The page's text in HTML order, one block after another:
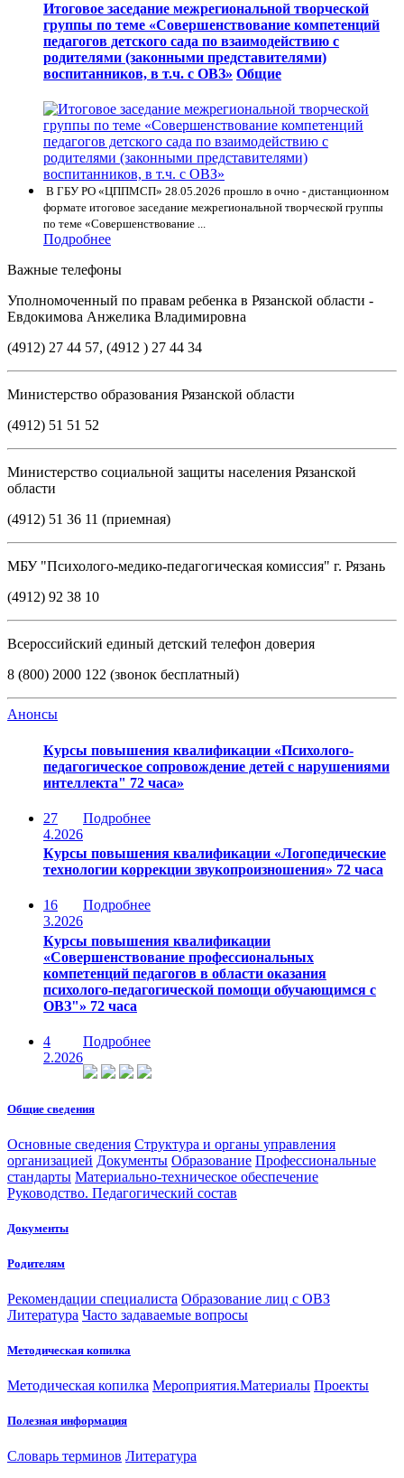
Итоговое заседание межрегиональной творческой
группы по теме «Совершенствование компетенций
педагогов детского сада по взаимодействию с
родителями (законными представителями)
воспитанников, в т.ч. с ОВЗ» Общие
В ГБУ РО «ЦППМСП» 28.05.2026 прошло в очно - дистанционном
формате итоговое заседание межрегиональной творческой группы
по теме «Совершенствование ...
Подробнее
Важные телефоны
Уполномоченный по правам ребенка в Рязанской области -
Евдокимова Анжелика Владимировна
(4912) 27 44 57, (4912 ) 27 44 34
Министерство образования Рязанской области
(4912) 51 51 52
Министерство социальной защиты населения Рязанской
области
(4912) 51 36 11 (приемная)
МБУ "Психолого-медико-педагогическая комиссия" г. Рязань
(4912) 92 38 10
Всероссийский единый детский телефон доверия
8 (800) 2000 122 (звонок бесплатный)
Анонсы
Курсы повышения квалификации «Психолого-
педагогическое сопровождение детей с нарушениями
интеллекта" 72 часа»
27
4.2026
Подробнее
Курсы повышения квалификации «Логопедические
технологии коррекции звукопроизношения» 72 часа
16
3.2026
Подробнее
Курсы повышения квалификации
«Совершенствование профессиональных
компетенций педагогов в области оказания
психолого-педагогической помощи обучающимся с
ОВЗ"» 72 часа
4
2.2026
Подробнее
Общие сведения
Основные сведения Структура и органы управления
организацией Документы Образование Профессиональные
стандарты Материально-техническое обеспечение
Руководство. Педагогический состав
Документы
Родителям
Рекомендации специалиста Образование лиц с ОВЗ
Литература Часто задаваемые вопросы
Методическая копилка
Методическая копилка Мероприятия.Материалы Проекты
Полезная информация
Словарь терминов Литература